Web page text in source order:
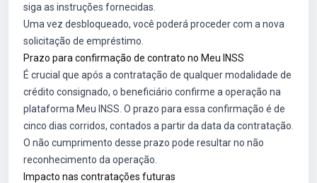
siga as instruções fornecidas.
Uma vez desbloqueado, você poderá proceder com a nova
solicitação de empréstimo.
Prazo para confirmação de contrato no Meu INSS
É crucial que após a contratação de qualquer modalidade de
crédito consignado, o beneficiário confirme a operação na
plataforma Meu INSS. O prazo para essa confirmação é de
cinco dias corridos, contados a partir da data da contratação.
O não cumprimento desse prazo pode resultar no não
reconhecimento da operação.
Impacto nas contratações futuras